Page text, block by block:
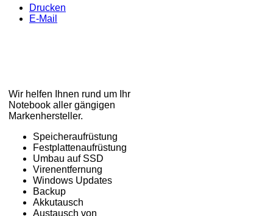
Drucken
E-Mail
Wir helfen Ihnen rund um Ihr
Notebook aller gängigen
Markenhersteller.
Speicheraufrüstung
Festplattenaufrüstung
Umbau auf SSD
Virenentfernung
Windows Updates
Backup
Akkutausch
Austausch von